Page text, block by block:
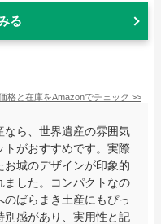
る
格と在庫をAmazonでチェック >>
なら、世界遺産の雰囲気
がおすすめです。実際
城のデザインが印象的
ました。コンパクトなの
ばらまき土産にもぴっ
別感があり、実用性と記